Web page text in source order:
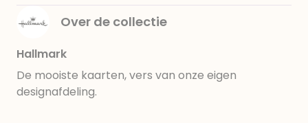
Over de collectie
Hallmark
De mooiste kaarten, vers van onze eigen
designafdeling.